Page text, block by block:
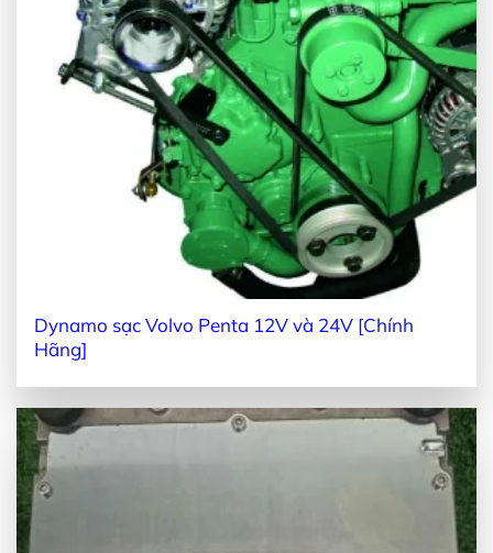
Dynamo sạc Volvo Penta 12V và 24V [Chính
Hãng]